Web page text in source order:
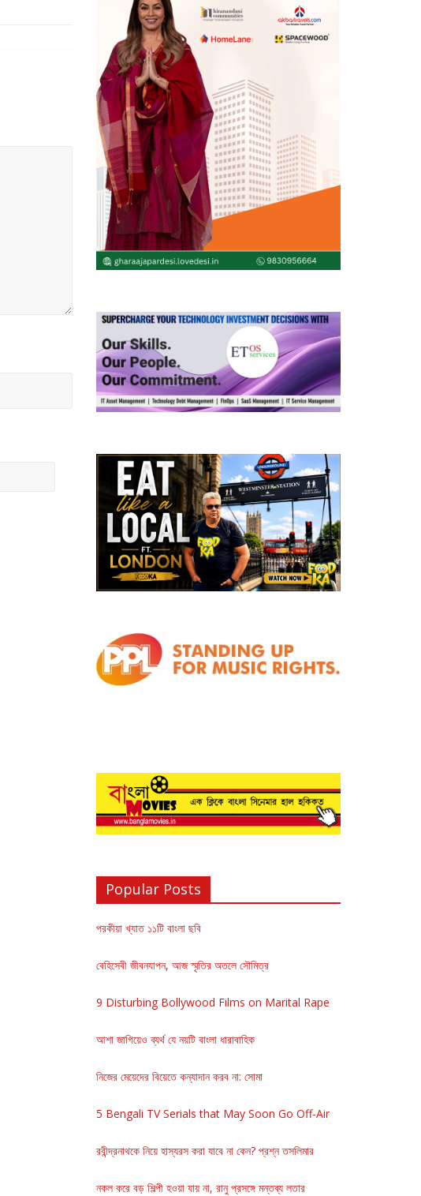
Popular Posts
পরকীয়া খ্যাত ১১টি বাংলা ছবি
বেহিসেবী জীবনযাপন, আজ স্মৃতির অতলে সৌমিত্র
9 Disturbing Bollywood Films on Marital Rape
আশা জাগিয়েও ব্যর্থ যে নয়টি বাংলা ধারাবাহিক
নিজের মেয়েদের বিয়েতে কন্যাদান করব না: সোমা
5 Bengali TV Serials that May Soon Go Off-Air
রবীন্দ্রনাথকে নিয়ে হাস্যরস করা যাবে না কেন? প্রশ্ন তসলিমার
নকল করে বড় শিল্পী হওয়া যায় না, রানু প্রসঙ্গে মন্তব্য লতার